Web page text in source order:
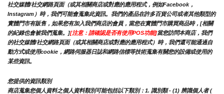
社交媒體/社交網路頁面（或其相關商店或對應的應用程式，例如Facebook，
Instagram）時，我們可能會蒐集此資訊。我們的產品在許多百貨公司或者其他類型的
實體門市有販售，如果您有加入我們商店的會員，當您在實體門市購買商品時，[相關
的紀錄也會被我們蒐集。][注意：請確認是否有使用POS功能]當您訪問本商店，我們
的社交媒體/社交網路頁面（或其相關商店或對應的應用程式）時，我們還可能通過自
動方式或使用cookie，網路伺服器日誌和網路信標等技術蒐集有關您的設備或使用的
某些資訊。
您提供的資訊類別
商店蒐集您個人資料之個人資料類別可能包括以下類別：1. 識別類 - (1) 辨識個人者 (